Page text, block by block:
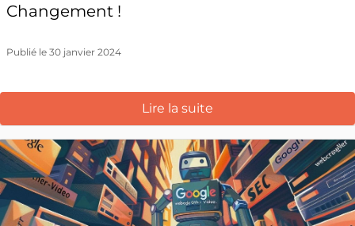
Changement !
Publié le 30 janvier 2024
Lire la suite